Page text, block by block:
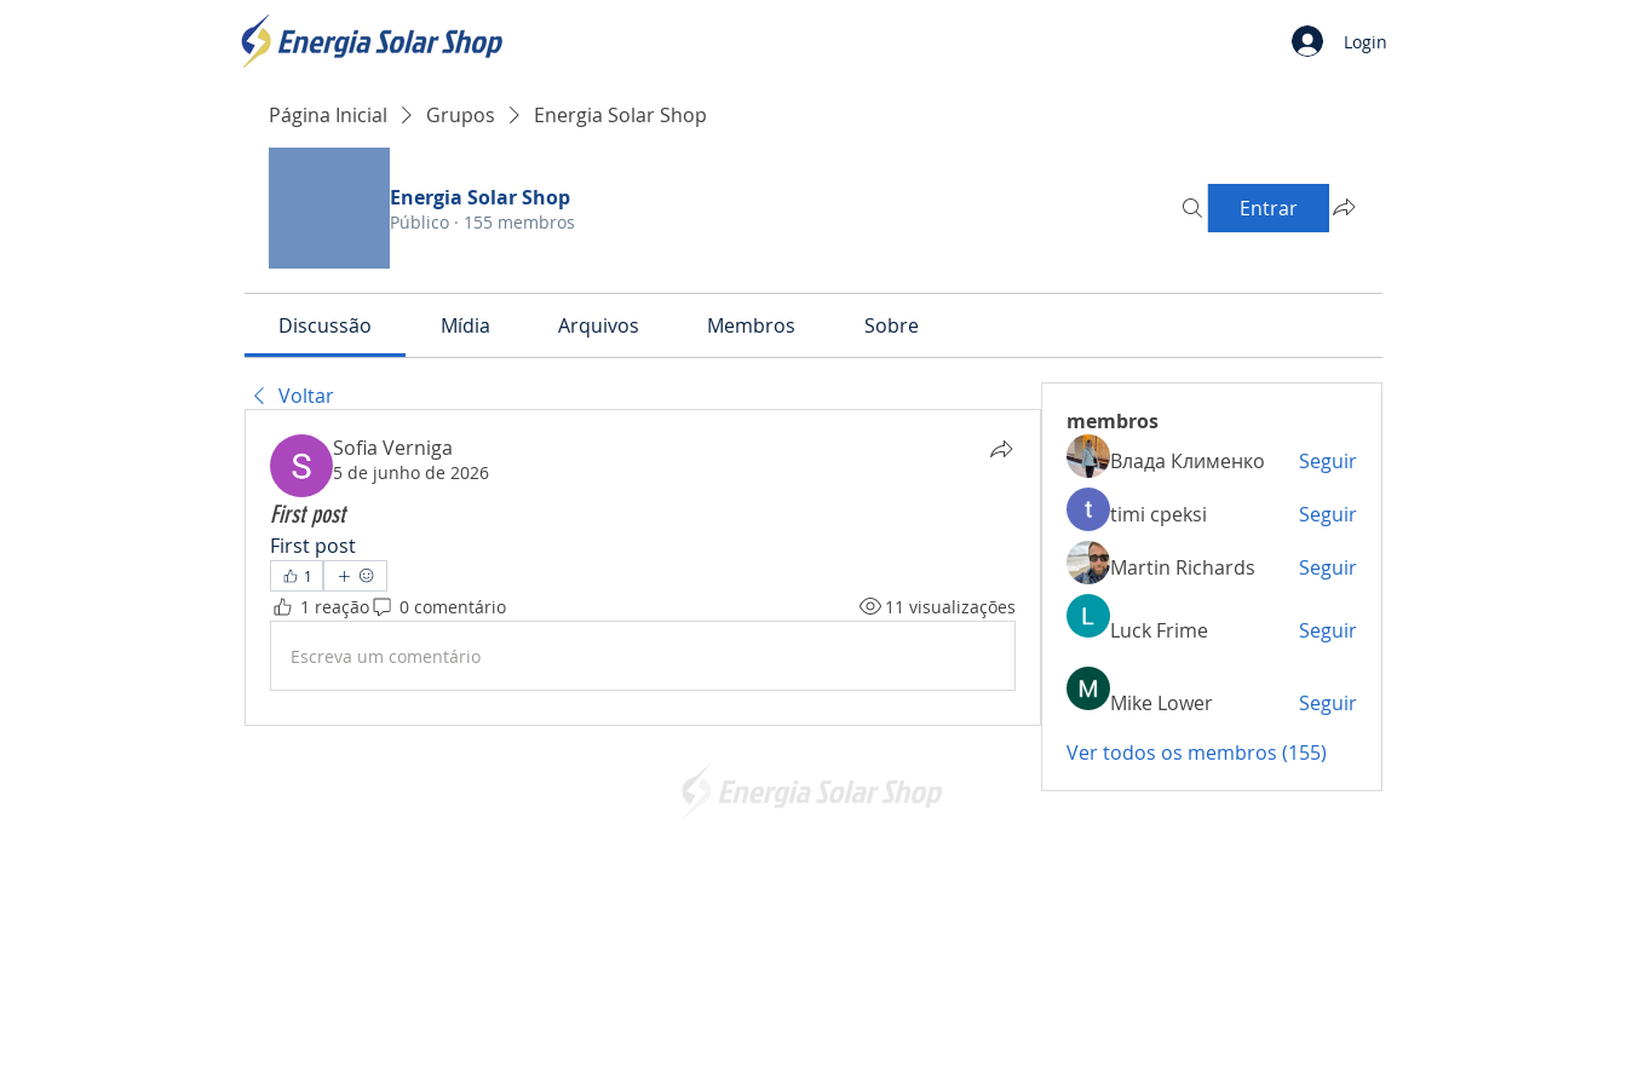
Login
Página Inicial Grupos Energia Solar Shop
Energia Solar Shop
Público · 155 membros Entrar
Discussão Mídia Arquivos Membros Sobre
Voltar
Sofia Verniga
5 de junho de 2026
First post
First post
1
1 reação 0 comentário 11 visualizações
Escreva um comentário
membros
Влада Клименко
Seguir
timi cpeksi
Seguir
Martin Richards
Seguir
Luck Frime Seguir
Mike Lower
Seguir
Ver todos os membros (155)